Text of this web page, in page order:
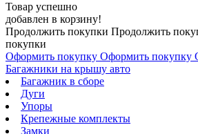
Товар успешно
добавлен в корзину!
Продолжить покупки Продолжить
покупки
Оформить покупку Оформить покупку
Багажники на крышу авто
Багажник в сборе
Дуги
Упоры
Крепежные комплекты
Замки